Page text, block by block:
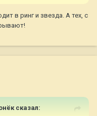
в ринг и звезда. А тех, с
сказал: